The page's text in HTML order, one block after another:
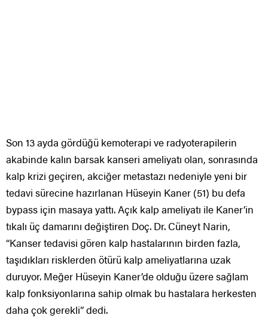
Son 13 ayda gördüğü kemoterapi ve radyoterapilerin
akabinde kalın barsak kanseri ameliyatı olan, sonrasında
kalp krizi geçiren, akciğer metastazı nedeniyle yeni bir
tedavi sürecine hazırlanan Hüseyin Kaner (51) bu defa
bypass için masaya yattı. Açık kalp ameliyatı ile Kaner’in
tıkalı üç damarını değiştiren Doç. Dr. Cüneyt Narin,
“Kanser tedavisi gören kalp hastalarının birden fazla,
taşıdıkları risklerden ötürü kalp ameliyatlarına uzak
duruyor. Meğer Hüseyin Kaner’de olduğu üzere sağlam
kalp fonksiyonlarına sahip olmak bu hastalara herkesten
daha çok gerekli” dedi.